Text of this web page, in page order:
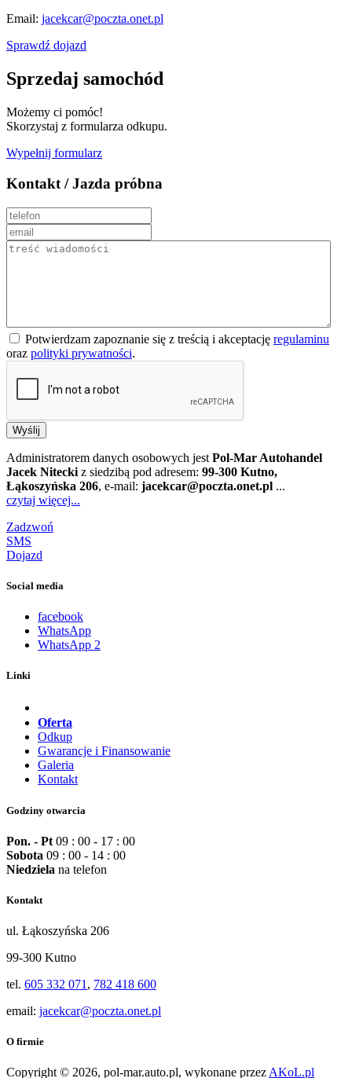
Email: jacekcar@poczta.onet.pl
Sprawdź dojazd
Sprzedaj samochód
Możemy ci pomóc!
Skorzystaj z formularza odkupu.
Wypełnij formularz
Kontakt / Jazda próbna
Potwierdzam zapoznanie się z treścią i akceptację regulaminu
oraz polityki prywatności.
Wyślij
Administratorem danych osobowych jest Pol-Mar Autohandel
Jacek Nitecki z siedzibą pod adresem: 99-300 Kutno,
Łąkoszyńska 206, e-mail: jacekcar@poczta.onet.pl ...
czytaj więcej...
Zadzwoń
SMS
Dojazd
Social media
facebook
WhatsApp
WhatsApp 2
Linki
Oferta
Odkup
Gwarancje i Finansowanie
Galeria
Kontakt
Godziny otwarcia
Pon. - Pt 09 : 00 - 17 : 00
Sobota 09 : 00 - 14 : 00
Niedziela na telefon
Kontakt
ul. Łąkoszyńska 206
99-300 Kutno
tel. 605 332 071 , 782 418 600
email: jacekcar@poczta.onet.pl
O firmie
Copyright © 2026, pol-mar.auto.pl, wykonane przezAKoL.pl